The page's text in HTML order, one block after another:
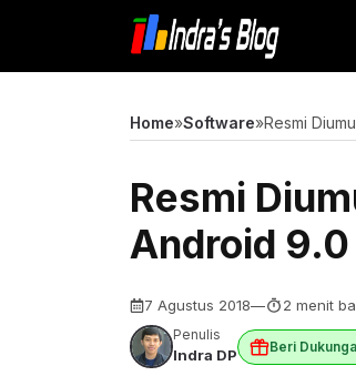
isi
Home»Software»Resmi
Resmi
Android 9.0
7 Agustus 2018— 2 menit
Penulis
Indra DP Beri